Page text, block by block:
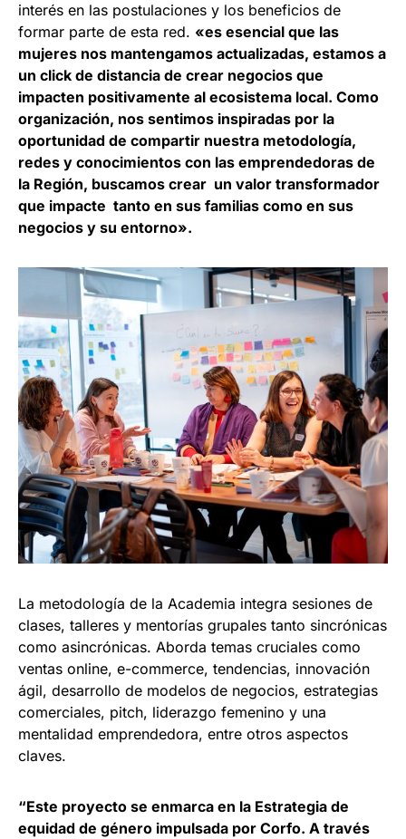
interés en las postulaciones y los beneficios de
formar parte de esta red. «es esencial que las
mujeres nos mantengamos actualizadas, estamos a
un click de distancia de crear negocios que
impacten positivamente al ecosistema local. Como
organización, nos sentimos inspiradas por la
oportunidad de compartir nuestra metodología,
redes y conocimientos con las emprendedoras de
la Región, buscamos crear un valor transformador
que impacte tanto en sus familias como en sus
negocios y su entorno».
La metodología de la Academia integra sesiones de
clases, talleres y mentorías grupales tanto sincrónicas
como asincrónicas. Aborda temas cruciales como
ventas online, e-commerce, tendencias, innovación
ágil, desarrollo de modelos de negocios, estrategias
comerciales, pitch, liderazgo femenino y una
mentalidad emprendedora, entre otros aspectos
claves.
“Este proyecto se enmarca en la Estrategia de
equidad de género impulsada por Corfo. A través